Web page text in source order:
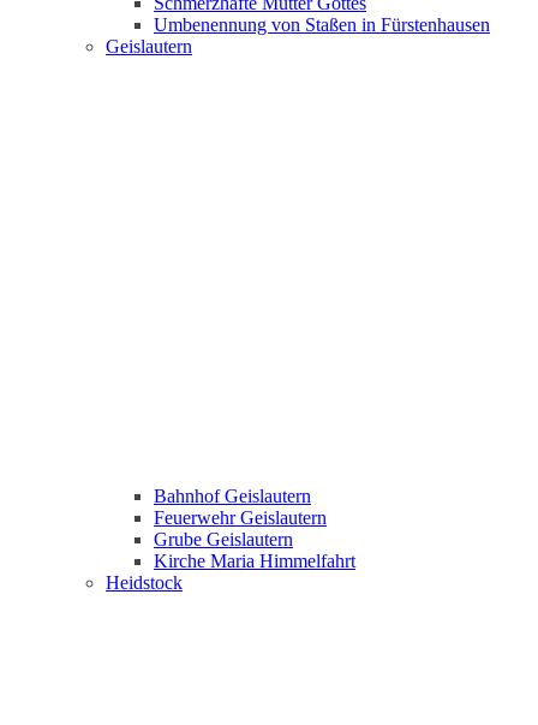
Umbenennung von Staßen in Fürstenhausen
Geislautern
Bahnhof Geislautern
Feuerwehr Geislautern
Grube Geislautern
Kirche Maria Himmelfahrt
Heidstock